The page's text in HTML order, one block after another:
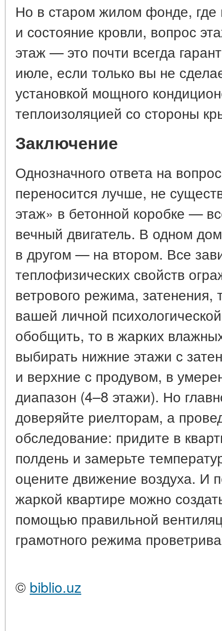
Но в старом жилом фонде,
и состояние кровли, вопрос
этаж — это почти всегда
июле, если только вы не
установкой мощного
теплоизоляцией со стороны
Заключение
Однозначного ответа на
переносится лучше, не
этаж» в бетонной коробке —
вечный двигатель. В одном
в другом — на втором. Все
теплофизических свойств
ветрового режима, затенения,
вашей личной
обобщить, то в жарких
выбирать нижние этажи с
и верхние с продувом, в
диапазон (4–8 этажи). Но
доверяйте риелторам, а
обследование: придите в
полдень и замерьте
оцените движение воздуха. И
жаркой квартире можно
помощью правильной
грамотного режима
© biblio.uz